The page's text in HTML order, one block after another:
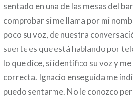
sentado en una de las mesas del
comprobar si me llama por mi
poco su voz, de nuestra
suerte es que está hablando por
lo que dice, sí identifico su voz y
correcta. Ignacio enseguida me
puedo sentarme. No le conozco